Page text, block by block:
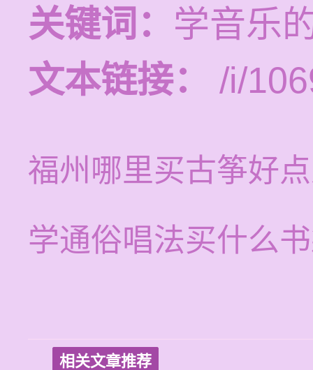
关键词： 学音乐
文本链接：
/i/
福州哪里买古筝好
学通俗唱法买什么
相关文章推荐